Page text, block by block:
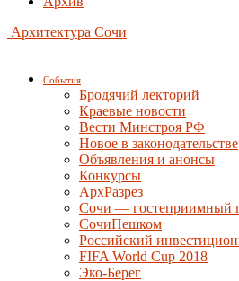
Архитектура Сочи
События
Бродячий лекторий
Краевые новости
Вести Минстроя РФ
Новое в законодательстве
Объявления и анонсы
Конкурсы
АрхРазрез
Сочи — гостеприимный
СочиПешком
Российский
FIFA World Cup 2018
Эко-Берег